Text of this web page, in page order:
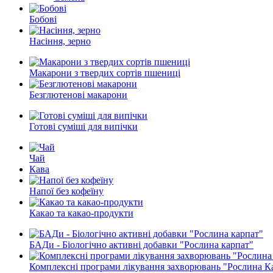
Бобові
Насіння, зерно
Макарони з твердих сортів пшениці
Безглютенові макарони
Готові суміші для випічки
Чай
Кава
Напої без кофеїну
Какао та какао-продукти
БАДи - Біологічно активні добавки "Рослина карпат"
Комплексні програми лікування захворювань "Рослина